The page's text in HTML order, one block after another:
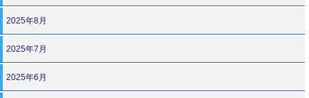
2025年8月
2025年7月
2025年6月